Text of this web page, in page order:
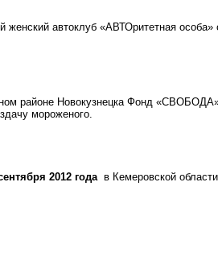
автоклуб «АВТОритетная особа»
районе Новокузнецка Фонд
мороженого.
2012 годав Кемеровской